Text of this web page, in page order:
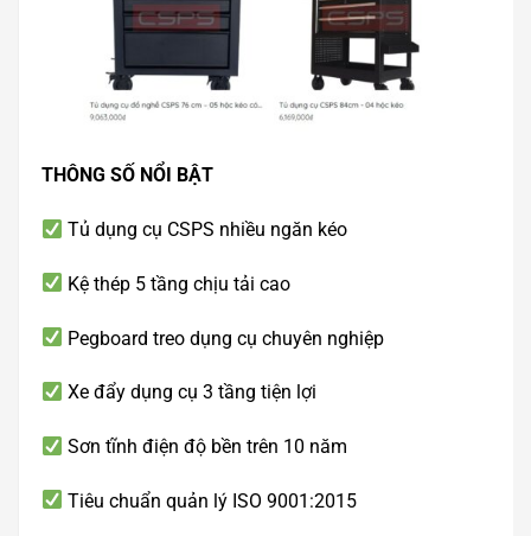
THÔNG SỐ NỔI BẬT
Tủ dụng cụ CSPS nhiều ngăn kéo
Kệ thép 5 tầng chịu tải cao
Pegboard treo dụng cụ chuyên nghiệp
Xe đẩy dụng cụ 3 tầng tiện lợi
Sơn tĩnh điện độ bền trên 10 năm
Tiêu chuẩn quản lý ISO 9001:2015